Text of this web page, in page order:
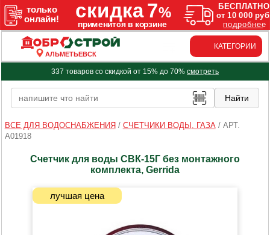
АЛЬМЕТЬЕВСК
КАТЕГОРИИ
337 товаров со скидкой от 15% до 70% смотреть
ВСЕ ДЛЯ ВОДОСНАБЖЕНИЯ / СЧЕТЧИКИ ВОДЫ, ГАЗА/ АРТ.
A01918
Счетчик для воды СВК-15Г без монтажного
комплекта, Gerrida